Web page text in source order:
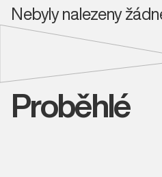
Nebyly nalezeny
Proběhlé